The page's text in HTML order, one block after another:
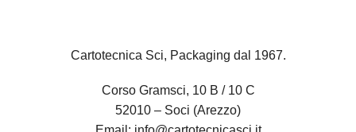
Cartotecnica Sci, Packaging dal 1967.
Corso Gramsci, 10 B / 10 C
52010 – Soci (Arezzo)